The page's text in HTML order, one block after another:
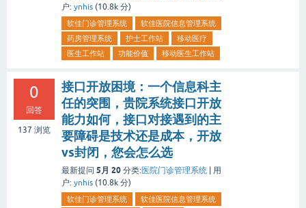
户: ynhis (10.8k 分)
软佳门诊管理系统
软佳医院信息管理系统
药房管理系统
护士工作站
移动医疗
医生工作站
功能价值 移动医生工作站
0
回答
137 浏览
接口开放困境：一个信息科主
任的突围，贵院系统接口开放
能力如何，接口对接遇到的主
要障碍是技术还是成本，开放
vs封闭，您会怎么选
最新提问 5月 20 分类:医院门诊管理系统
用
户: ynhis (10.8k 分)
软佳门诊管理系统
软佳医院信息管理系统